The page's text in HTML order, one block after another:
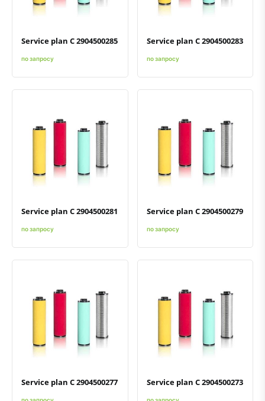
Service plan C 2904500285
по запросу
Service plan C 2904500283
по запросу
Добавить к сравнению
Добавить в избранное
Service plan C 2904500281
по запросу
Добавить к сравнению
Добавить в избранное
Service plan C 2904500279
по запросу
Добавить к сравнению
Добавить в избранное
Service plan C 2904500277
по запросу
Добавить к сравнению
Добавить в избранное
Service plan C 2904500273
по запросу